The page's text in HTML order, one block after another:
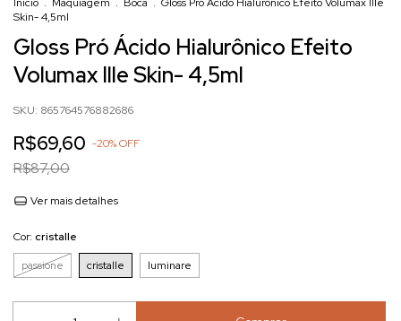
Início . Maquiagem . Boca . Gloss Pró Ácido Hialurônico Efeito Volumax Ille
Skin- 4,5ml
Gloss Pró Ácido Hialurônico Efeito
Volumax Ille Skin- 4,5ml
SKU: 865764576882686
R$69,60 -20%OFF
R$87,00
Ver mais detalhes
Cor: cristalle
passione
cristalle luminare